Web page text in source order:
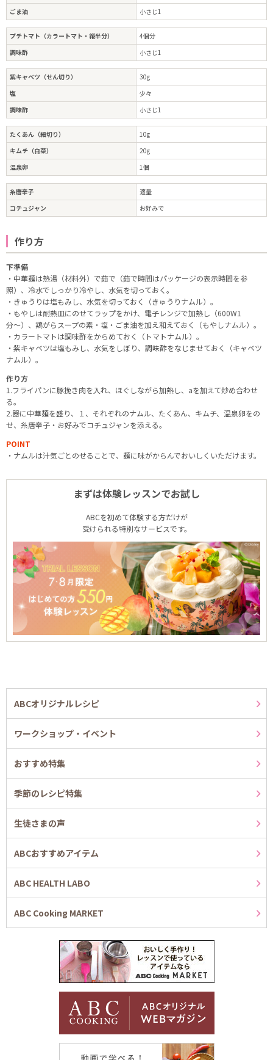
ごま油
小さじ1
プチトマト（カラートマト・縦半分）
4個分
調味酢
小さじ1
紫キャベツ（せん切り）
30g
塩
少々
調味酢
小さじ1
たくあん（細切り）
10g
キムチ（白菜）
20g
温泉卵
1個
糸唐辛子
適量
コチュジャン
お好みで
作り方
下準備
・中華麺は熱湯（材料外）で茹で（茹で時間はパッケージの表示時間を参
照）、冷水でしっかり冷やし、水気を切っておく。
・きゅうりは塩もみし、水気を切っておく（きゅうりナムル）。
・もやしは耐熱皿にのせてラップをかけ、電子レンジで加熱し（600W1
分〜）、鶏がらスープの素・塩・ごま油を加え和えておく（もやしナムル）。
・カラートマトは調味酢をからめておく（トマトナムル）。
・紫キャベツは塩もみし、水気をしぼり、調味酢をなじませておく（キャベツ
ナムル）。
作り方
1.フライパンに豚挽き肉を入れ、ほぐしながら加熱し、aを加えて炒め合わせ
る。
2.器に中華麺を盛り、１、それぞれのナムル、たくあん、キムチ、温泉卵をの
せ、糸唐辛子・お好みでコチュジャンを添える。
POINT
・ナムルは汁気ごとのせることで、麺に味がからんでおいしくいただけます。
まずは体験レッスンでお試し
ABCを初めて体験する方だけが
受けられる特別なサービスです。
ABCオリジナルレシピ
ワークショップ・イベント
おすすめ特集
季節のレシピ特集
生徒さまの声
ABCおすすめアイテム
ABC HEALTH LABO
ABC Cooking MARKET